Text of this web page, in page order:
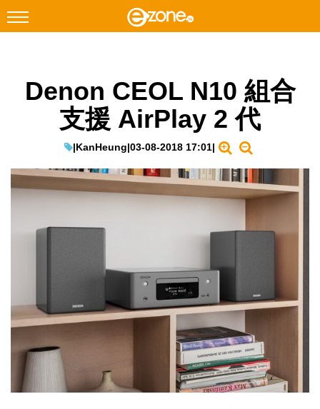
Facebook Instagram
遊戲動漫
教學評測
EduTech
Enterprise Digital Transformation
Denon CEOL N10 組合
支援 AirPlay 2 代
|KanHeung|03-08-2018 17:01|